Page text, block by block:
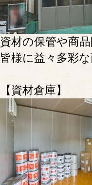
資材の保管や商
皆様に益々多彩
【資材倉庫】